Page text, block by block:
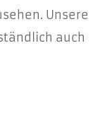
Unsere
auch